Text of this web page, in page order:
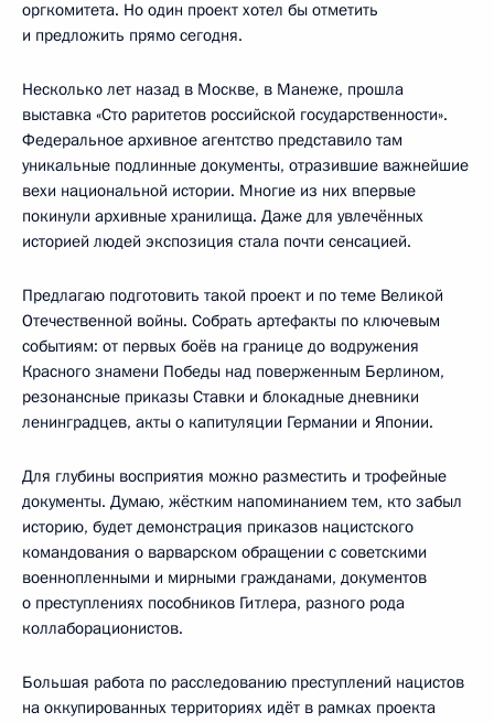
оргкомитета. Но один проект хотел бы отметить
и предложить прямо сегодня.
Несколько лет назад в Москве, в Манеже, прошла
выставка «Сто раритетов российской государственности».
Федеральное архивное агентство представило там
уникальные подлинные документы, отразившие важнейшие
вехи национальной истории. Многие из них впервые
покинули архивные хранилища. Даже для увлечённых
историей людей экспозиция стала почти сенсацией.
Предлагаю подготовить такой проект и по теме Великой
Отечественной войны. Собрать артефакты по ключевым
событиям: от первых боёв на границе до водружения
Красного знамени Победы над поверженным Берлином,
резонансные приказы Ставки и блокадные дневники
ленинградцев, акты о капитуляции Германии и Японии.
Для глубины восприятия можно разместить и трофейные
документы. Думаю, жёстким напоминанием тем, кто забыл
историю, будет демонстрация приказов нацистского
командования о варварском обращении с советскими
военнопленными и мирными гражданами, документов
о преступлениях пособников Гитлера, разного рода
коллаборационистов.
Большая работа по расследованию преступлений нацистов
на оккупированных территориях идёт в рамках проекта